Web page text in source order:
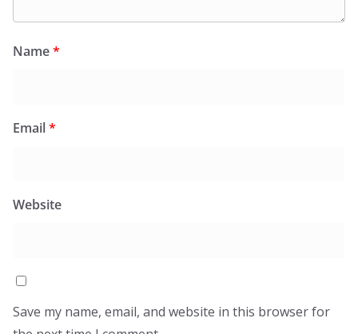
Name*
Email*
Website
Save my name, email, and website in this browser for